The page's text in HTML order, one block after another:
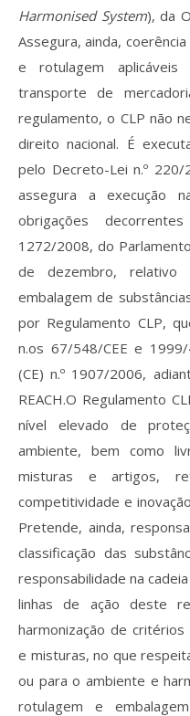
Harmonised System), da
Assegura, ainda,
e rotulagem
transporte de
regulamento, o CLP não
direito nacional. É
pelo Decreto-Lei n.º
assegura a execução
obrigações
1272/2008, do
de dezembro, relativo
embalagem de
por Regulamento CLP,
n.os 67/548/CEE e
(CE) n.º 1907/2006,
REACH.O Regulamento
nível elevado de
ambiente, bem como
misturas e artigos,
competitividade e
Pretende, ainda,
classificação das
responsabilidade na
linhas de ação deste
harmonização de
e misturas, no que
ou para o ambiente e
rotulagem e